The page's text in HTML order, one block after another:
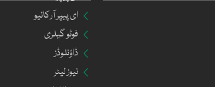
ای پیپر آرکائیو
فوٹو گیلری
ڈاؤنلوڈز
نیوز لیٹر